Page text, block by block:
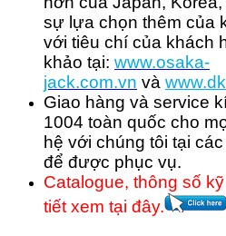
sự lựa chọn thêm của
với tiêu chí của khách
khảo tại: www.osaka-
jack.com.vn và
Giao hàng và service
1004 toàn quốc cho
hệ với chúng tôi tại
để được phục vụ.
Catalogue, thông số
tiết xem tại đây.